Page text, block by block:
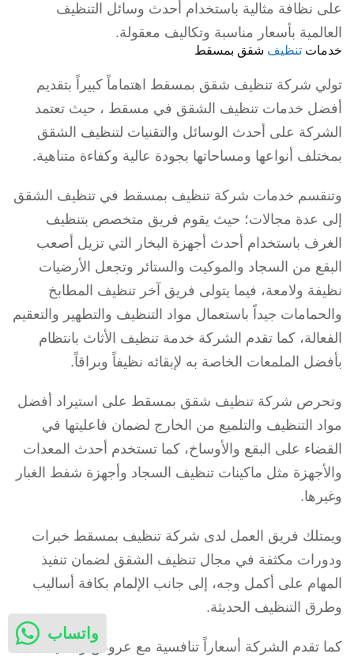
على نظافة مثالية باستخدام أحدث وسائل التنظيف
العالمية بأسعار مناسبة وتكاليف معقولة.
خدمات تنظيف شقق بمسقط
تولي شركة تنظيف شقق بمسقط اهتماماً كبيراً بتقديم
أفضل خدمات تنظيف الشقق في مسقط ، حيث تعتمد
الشركة على أحدث الوسائل والتقنيات لتنظيف الشقق
بمختلف أنواعها ومساحاتها بجودة عالية وكفاءة متناهية.
وتنقسم خدمات شركة تنظيف بمسقط في تنظيف الشقق
إلى عدة مجالات؛ حيث يقوم فريق متخصص بتنظيف
الغرف باستخدام أحدث أجهزة البخار التي تزيل أصعب
البقع من السجاد والموكيت والستائر وتجعل الأرضيات
نظيفة ولامعة، فيما يتولى فريق آخر تنظيف المطابخ
والحمامات جيداً باستعمال مواد التنظيف والتطهير والتعقيم
الفعالة، كما تقدم الشركة خدمة تنظيف الأثاث بانتظام
بأفضل الملمعات الخاصة به لإبقائه نظيفاً وبراقاً.
وتحرص شركة تنظيف شقق بمسقط على استيراد أفضل
مواد التنظيف والتلميع من الخارج لضمان فاعليتها في
القضاء على البقع والأوساخ، كما تستخدم أحدث المعدات
والأجهزة مثل ماكينات تنظيف السجاد وأجهزة شفط الغبار
وغيرها.
ويمتلك فريق العمل لدى شركة تنظيف بمسقط خبرات
ودورات مكثفة في مجال تنظيف الشقق لضمان تنفيذ
المهام على أكمل وجه، إلى جانب الإلمام بكافة أساليب
وطرق التنظيف الحديثة.
كما تقدم الشركة أسعاراً تنافسية مع عروض وتخفيضات
واتساب